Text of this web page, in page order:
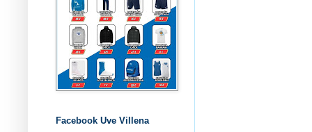
Facebook Uve Villena